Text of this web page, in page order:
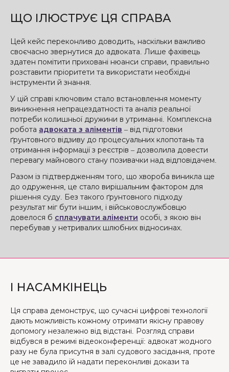
ЩО ІЛЮСТРУЄ ЦЯ СПРАВА
Цей кейс переконливо доводить, наскільки важливо
своєчасно звернутися до адвоката. Лише фахівець
здатен помітити приховані нюанси справи, правильно
розставити пріоритети та використати необхідні
інструменти й знання.
У цій справі ключовим стало встановлення моменту
виникнення непрацездатності та аналіз реальної
потреби колишньої дружини в утриманні. Комплексна
робота адвоката з аліментів – від підготовки
ґрунтовного відзиву до процесуальних клопотань та
отримання інформації з реєстрів – дозволила довести
перевагу майнового стану позивачки над відповідачем.
Разом із підтвердженням того, що хвороба виникла ще
до одруження, це стало вирішальним фактором для
рішення суду. Без такого ґрунтовного підходу
результат міг бути іншим, і військовослужбовцю
довелося б сплачувати аліменти особі, з якою він
перебував у нетривалих шлюбних відносинах.
І НАСАМКІНЕЦЬ
Ця справа демонструє, що сучасні цифрові технології
дають можливість кожному отримати якісну правову
допомогу незалежно від відстані. Розгляд справи
відбувся в режимі відеоконференції: адвокат жодного
разу не була присутня в залі судового засідання, проте
це не завадило їй надати переконливі докази та